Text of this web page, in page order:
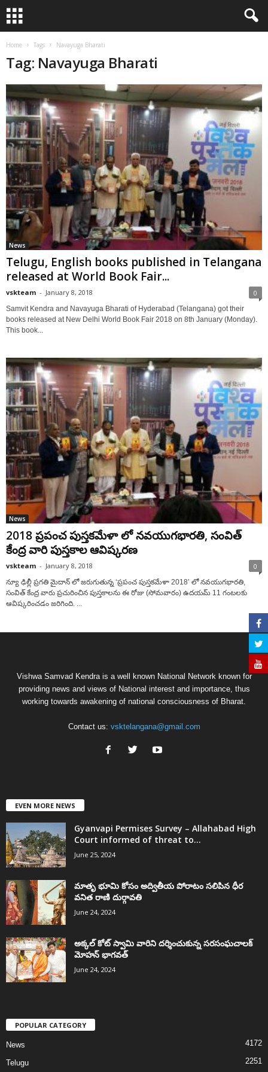
Home Tags Navayuga Bharati
Tag: Navayuga Bharati
News
Telugu, English books published in Telangana
released at World Book Fair...
vskteam - January 8, 2018 0
Samvit Kendra and Navayuga Bharati of Hyderabad (Telangana) got their
books released at New Delhi World Book Fair 2018 on 8th January (Monday).
This book...
News
2018 ప్రపంచ పుస్తకమేళా లో నవయుగభారతి, సంవిత్
కేంద్ర వారి పుస్తకాల ఆవిష్కరణ
vskteam - January 8, 2018 0
న్యూ ఢిల్లీ ప్రగతి మైదాన్ లో జరుగుతున్న ‘ప్రపంచ పుస్తకమేళా 2018’ లో నవయుగభారతి,
సంవిత్ కేంద్ర వారు ప్రచురించిన పుస్తకాలను ఈ రోజు (సోమవారం) ఉదయమ్ 11 గంటలకు
ఆవిష్కరించడం జరిగింది. ...
Vishwa Samvad Kendra is a well known National Network known for
providing news and views of National interest and importance, thus
working towards awakening of national consciousness of Bharat.
Contact us: vsktelangana@gmail.com
EVEN MORE NEWS
Gyanvapi Permises Survey – Allahabad High
Court informed of threat to...
June 25, 2024
మాతృ భూమి కోసం అద్వితీయ పోరాటం సలిపిన ధీర
వనిత రాణి దుర్గావతి
June 24, 2024
అక్కల్‌ కోట్‌ స్వామి వారిని దర్శించుకున్న సరసంఘచాలక్
మోహన్ భాగవత్
June 24, 2024
POPULAR CATEGORY
News 4172
Telugu 2251